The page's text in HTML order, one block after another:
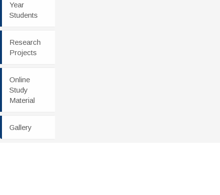
Year
Students
Research
Projects
Online
Study
Material
Gallery